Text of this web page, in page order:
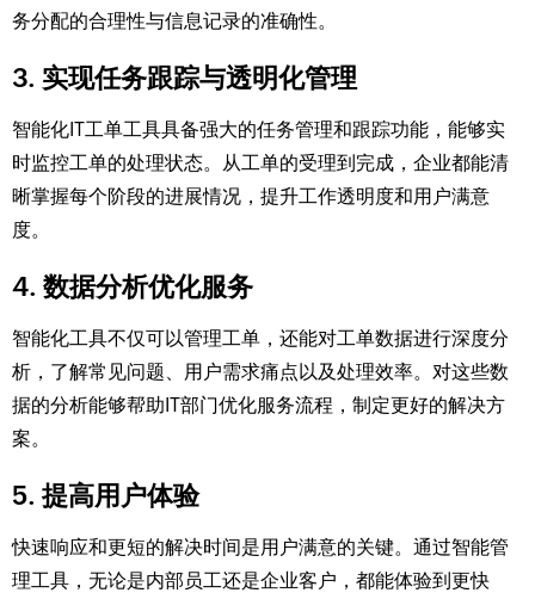
务分配的合理性与信息记录的准确性。
3. 实现任务跟踪与透明化管理
智能化IT工单工具具备强大的任务管理和跟踪功能，能够实
时监控工单的处理状态。从工单的受理到完成，企业都能清
晰掌握每个阶段的进展情况，提升工作透明度和用户满意
度。
4. 数据分析优化服务
智能化工具不仅可以管理工单，还能对工单数据进行深度分
析，了解常见问题、用户需求痛点以及处理效率。对这些数
据的分析能够帮助IT部门优化服务流程，制定更好的解决方
案。
5. 提高用户体验
快速响应和更短的解决时间是用户满意的关键。通过智能管
理工具，无论是内部员工还是企业客户，都能体验到更快